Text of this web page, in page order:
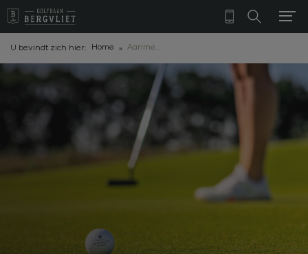
U bevindt zich hier: Home Aanmelden nieuwsbrief